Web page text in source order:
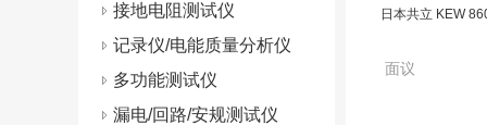
接地电阻测试仪
记录仪/电能质量分析仪
多功能测试仪
漏电/回路/安规测试仪
日本共立 KEW
面议